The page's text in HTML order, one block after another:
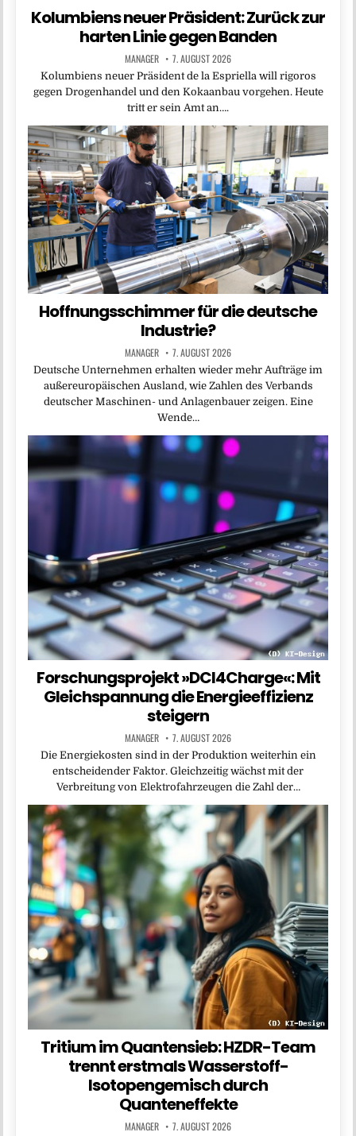
Kolumbiens neuer Präsident: Zurück zur
harten Linie gegen Banden
MANAGER 7. AUGUST 2026
Kolumbiens neuer Präsident de la Espriella will rigoros
gegen Drogenhandel und den Kokaanbau vorgehen. Heute
tritt er sein Amt an….
Hoffnungsschimmer für die deutsche
Industrie?
MANAGER 7. AUGUST 2026
Deutsche Unternehmen erhalten wieder mehr Aufträge im
außereuropäischen Ausland, wie Zahlen des Verbands
deutscher Maschinen- und Anlagenbauer zeigen. Eine
Wende…
Forschungsprojekt »DCI4Charge«: Mit
Gleichspannung die Energieeffizienz
steigern
MANAGER 7. AUGUST 2026
Die Energiekosten sind in der Produktion weiterhin ein
entscheidender Faktor. Gleichzeitig wächst mit der
Verbreitung von Elektrofahrzeugen die Zahl der…
Tritium im Quantensieb: HZDR-Team
trennt erstmals Wasserstoff-
Isotopengemisch durch
Quanteneffekte
MANAGER 7. AUGUST 2026